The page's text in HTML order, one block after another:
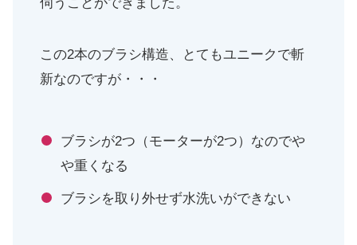
この2本のブラシ構造、とてもユニークで斬
新なのですが・・・
ブラシが2つ（モーターが2つ）なのでや
や重くなる
ブラシを取り外せず水洗いができない